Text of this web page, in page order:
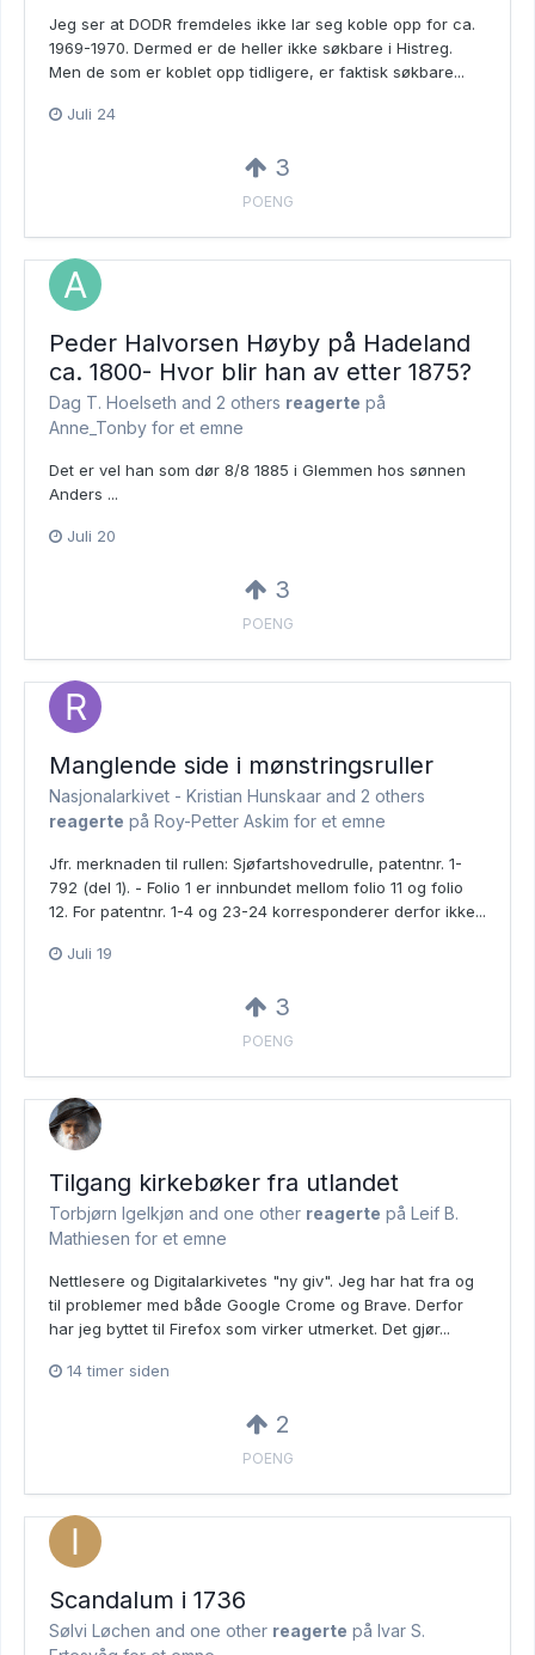
Jeg ser at DODR fremdeles ikke lar seg koble opp for ca.
1969-1970. Dermed er de heller ikke søkbare i Histreg.
Men de som er koblet opp tidligere, er faktisk søkbare...
Juli 24
3
POENG
Peder Halvorsen Høyby på Hadeland
ca. 1800- Hvor blir han av etter 1875?
Dag T. Hoelseth and 2 others reagerte på
Anne_Tonby for et emne
Det er vel han som dør 8/8 1885 i Glemmen hos sønnen
Anders ...
Juli 20
3
POENG
Manglende side i mønstringsruller
Nasjonalarkivet - Kristian Hunskaar and 2 others
reagerte på Roy-Petter Askim for et emne
Jfr. merknaden til rullen: Sjøfartshovedrulle, patentnr. 1-
792 (del 1). - Folio 1 er innbundet mellom folio 11 og folio
12. For patentnr. 1-4 og 23-24 korresponderer derfor ikke...
Juli 19
3
POENG
Tilgang kirkebøker fra utlandet
Torbjørn Igelkjøn and one other reagerte på Leif B.
Mathiesen for et emne
Nettlesere og Digitalarkivetes "ny giv". Jeg har hat fra og
til problemer med både Google Crome og Brave. Derfor
har jeg byttet til Firefox som virker utmerket. Det gjør...
14 timer siden
2
POENG
Scandalum i 1736
Sølvi Løchen and one other reagerte på Ivar S.